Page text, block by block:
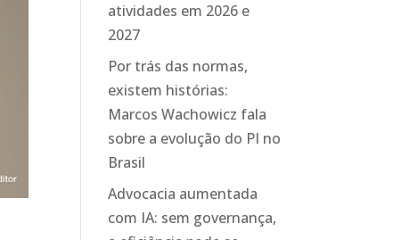
atividades em 2026 e
2027
Por trás das normas,
existem histórias:
Marcos Wachowicz fala
sobre a evolução do PI no
Brasil
Advocacia aumentada
com IA: sem governança,